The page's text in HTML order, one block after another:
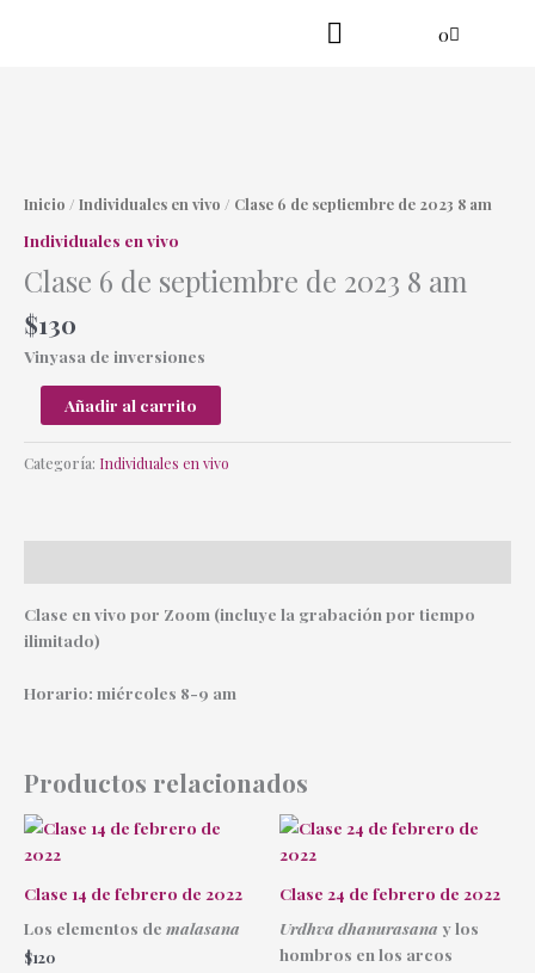
0
Cart
Inicio / Individuales en vivo / Clase 6 de septiembre de 2023 8 am
Individuales en vivo
Clase 6 de septiembre de 2023 8 am
$130
Vinyasa de inversiones
de
de
2023
am
cantidad
Añadir al carrito
Categoría: Individuales en vivo
Clase en vivo por Zoom (incluye la grabación por tiempo
ilimitado)
Horario: miércoles 8-9 am
Productos relacionados
Clase 14 de febrero de 2022
Los elementos de malasana
$120
Clase 24 de febrero de 2022
Urdhva dhanurasana y los
hombros en los arcos